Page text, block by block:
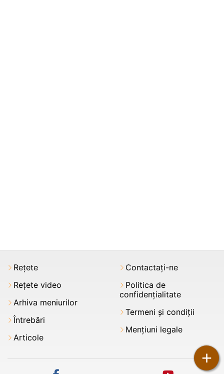
+
Rețete
Rețete video
Arhiva meniurilor
Întrebări
Articole
Contactați-ne
Politica de
confidențialitate
Termeni şi condiții
Mențiuni legale